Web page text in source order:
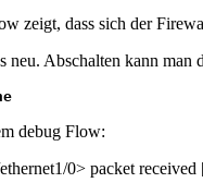
zeigt, dass sich der
neu. Abschalten kann man
debug Flow:
0> packet